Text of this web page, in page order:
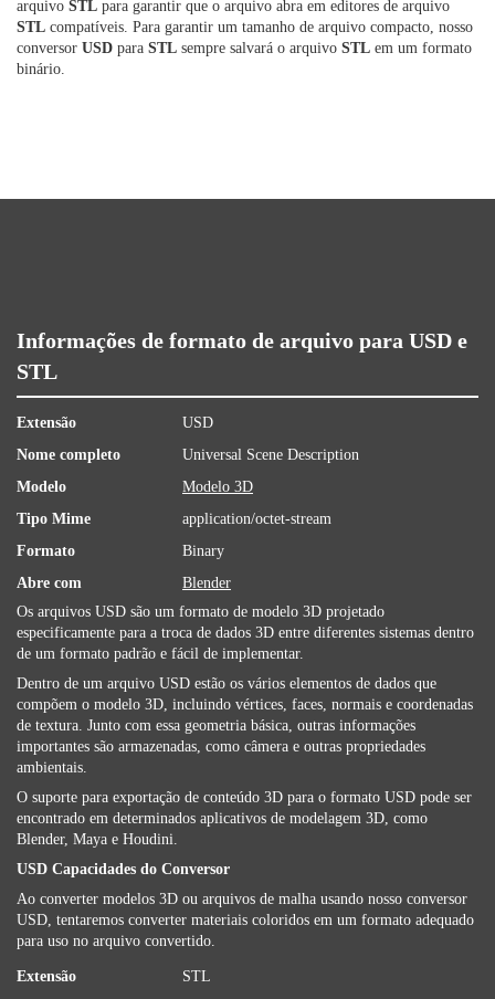
arquivo STL para garantir que o arquivo abra em editores de arquivo
STL compatíveis. Para garantir um tamanho de arquivo compacto, nosso
conversor USD para STL sempre salvará o arquivo STL em um formato
binário.
Informações de formato de arquivo para USD e
STL
Extensão
USD
Nome completo
Universal Scene Description
Modelo
Modelo 3D
Tipo Mime
application/octet-stream
Formato
Binary
Abre com
Blender
Os arquivos USD são um formato de modelo 3D projetado
especificamente para a troca de dados 3D entre diferentes sistemas dentro
de um formato padrão e fácil de implementar.
Dentro de um arquivo USD estão os vários elementos de dados que
compõem o modelo 3D, incluindo vértices, faces, normais e coordenadas
de textura. Junto com essa geometria básica, outras informações
importantes são armazenadas, como câmera e outras propriedades
ambientais.
O suporte para exportação de conteúdo 3D para o formato USD pode ser
encontrado em determinados aplicativos de modelagem 3D, como
Blender, Maya e Houdini.
USD Capacidades do Conversor
Ao converter modelos 3D ou arquivos de malha usando nosso conversor
USD, tentaremos converter materiais coloridos em um formato adequado
para uso no arquivo convertido.
Extensão STL